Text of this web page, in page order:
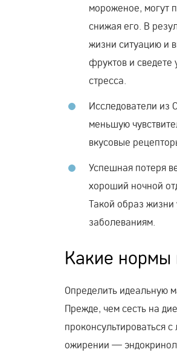
мороженое, могут
снижая его. В
жизни ситуацию и
фруктов и сведете
стресса.
Исследователи из
меньшую
вкусовые
Успешная потеря
хороший ночной
Такой образ жизни
заболеваниям.
Какие нормы
Определить идеальную
Прежде, чем сесть на
проконсультироваться
ожирении —